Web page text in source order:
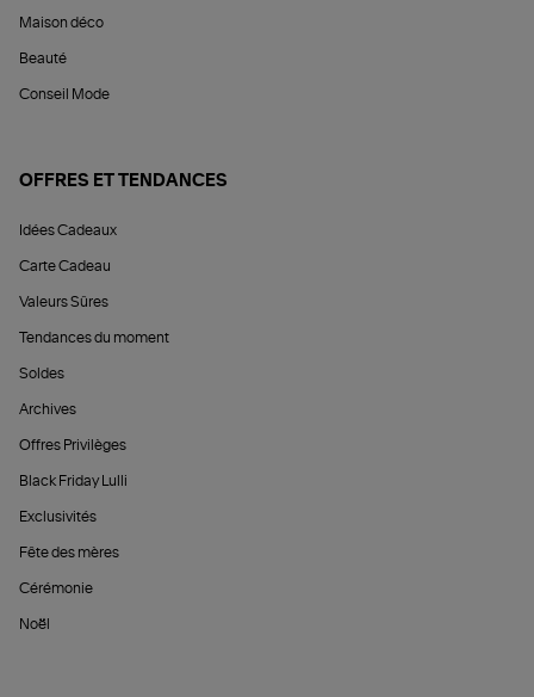
Maison déco
Beauté
Conseil Mode
OFFRES ET TENDANCES
Idées Cadeaux
Carte Cadeau
Valeurs Sûres
Tendances du moment
Soldes
Archives
Offres Privilèges
Black Friday Lulli
Exclusivités
Fête des mères
Cérémonie
Noël